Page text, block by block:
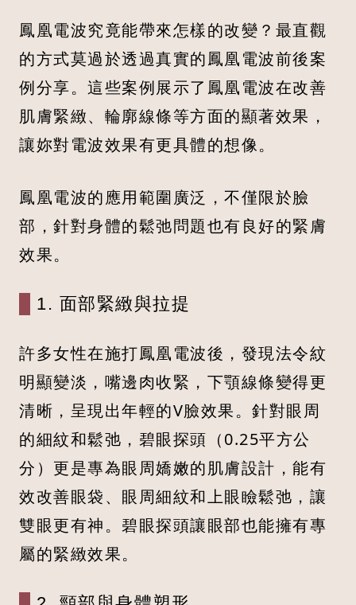
鳳凰電波究竟能帶來怎樣的改變？最直觀
的方式莫過於透過真實的鳳凰電波前後案
例分享。這些案例展示了鳳凰電波在改善
肌膚緊緻、輪廓線條等方面的顯著效果，
讓妳對電波效果有更具體的想像。
鳳凰電波的應用範圍廣泛，不僅限於臉
部，針對身體的鬆弛問題也有良好的緊膚
效果。
1. 面部緊緻與拉提
許多女性在施打鳳凰電波後，發現法令紋
明顯變淡，嘴邊肉收緊，下顎線條變得更
清晰，呈現出年輕的V臉效果。針對眼周
的細紋和鬆弛，碧眼探頭（0.25平方公
分）更是專為眼周嬌嫩的肌膚設計，能有
效改善眼袋、眼周細紋和上眼瞼鬆弛，讓
雙眼更有神。碧眼探頭讓眼部也能擁有專
屬的緊緻效果。